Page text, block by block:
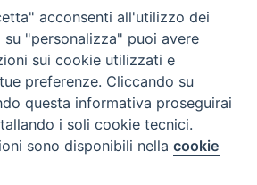
acconsenti all'utilizzo dei
"personalizza" puoi avere
sui cookie utilizzati e
preferenze. Cliccando su
questa informativa proseguirai
i soli cookie tecnici.
sono disponibili nellacookie